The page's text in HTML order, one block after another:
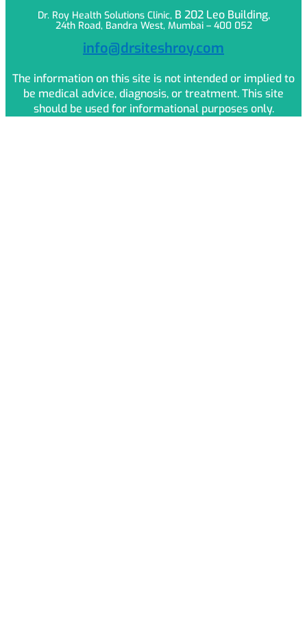
Dr. Roy Health Solutions Clinic, B 202 Leo Building,
24th Road, Bandra West, Mumbai – 400 052
info@drsiteshroy.com
The information on this site is not intended or implied to
be medical advice, diagnosis, or treatment. This site
should be used for informational purposes only.